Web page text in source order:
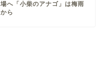
場へ「小柴のアナゴ」は梅雨
から